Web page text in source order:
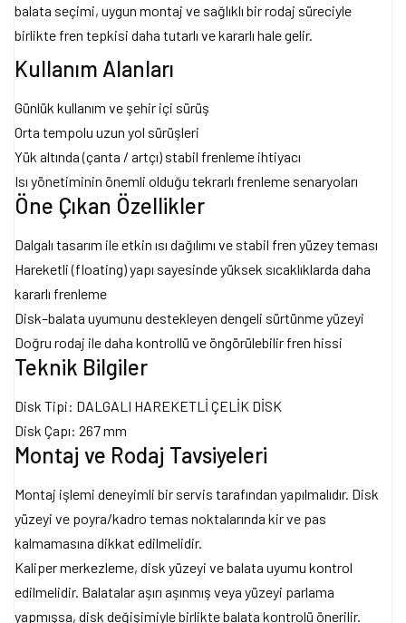
balata seçimi, uygun montaj ve sağlıklı bir rodaj süreciyle
birlikte fren tepkisi daha tutarlı ve kararlı hale gelir.
Kullanım Alanları
Günlük kullanım ve şehir içi sürüş
Orta tempolu uzun yol sürüşleri
Yük altında (çanta / artçı) stabil frenleme ihtiyacı
Isı yönetiminin önemli olduğu tekrarlı frenleme senaryoları
Öne Çıkan Özellikler
Dalgalı tasarım ile etkin ısı dağılımı ve stabil fren yüzey teması
Hareketli (floating) yapı sayesinde yüksek sıcaklıklarda daha
kararlı frenleme
Disk–balata uyumunu destekleyen dengeli sürtünme yüzeyi
Doğru rodaj ile daha kontrollü ve öngörülebilir fren hissi
Teknik Bilgiler
Disk Tipi: DALGALI HAREKETLİ ÇELİK DİSK
Disk Çapı: 267 mm
Montaj ve Rodaj Tavsiyeleri
Montaj işlemi deneyimli bir servis tarafından yapılmalıdır. Disk
yüzeyi ve poyra/kadro temas noktalarında kir ve pas
kalmamasına dikkat edilmelidir.
Kaliper merkezleme, disk yüzeyi ve balata uyumu kontrol
edilmelidir. Balatalar aşırı aşınmış veya yüzeyi parlama
yapmışsa, disk değişimiyle birlikte balata kontrolü önerilir.